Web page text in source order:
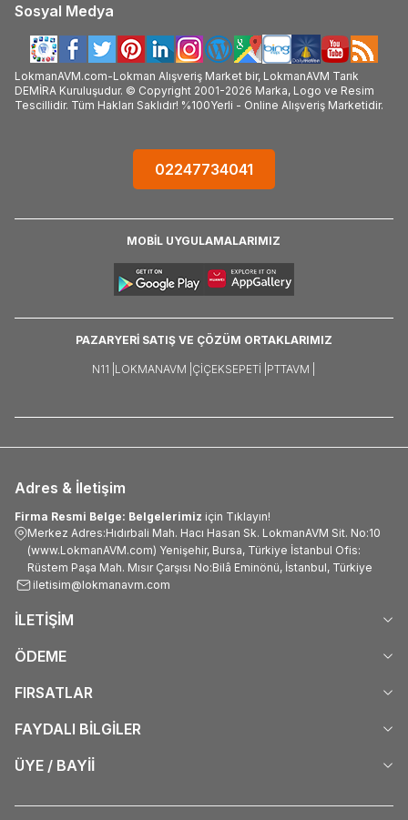
Sosyal Medya
LokmanAVM.com-Lokman Alışveriş Market bir, LokmanAVM Tarık
DEMİRA Kuruluşudur. © Copyright 2001-2026 Marka, Logo ve Resim
Tescillidir. Tüm Hakları Saklıdır! %100Yerli - Online Alışveriş Marketidir.
02247734041
MOBİL UYGULAMALARIMIZ
PAZARYERİ SATIŞ VE ÇÖZÜM ORTAKLARIMIZ
N11 | LOKMANAVM | ÇIÇEKSEPETI | PTTAVM |
Adres & İletişim
Firma Resmi Belge: Belgelerimiz için Tıklayın!
Merkez Adres:Hıdırbali Mah. Hacı Hasan Sk. LokmanAVM Sit. No:10
(www.LokmanAVM.com) Yenişehir, Bursa, Türkiye İstanbul Ofis:
Rüstem Paşa Mah. Mısır Çarşısı No:Bilâ Eminönü, İstanbul, Türkiye
iletisim@lokmanavm.com
İLETİŞİM
ÖDEME
FIRSATLAR
FAYDALI BİLGİLER
ÜYE / BAYİİ